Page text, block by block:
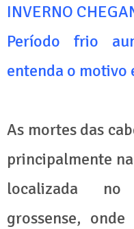
INVERNO
Período frio
entenda o motivo
As mortes das
principalmente
localizada
grossense,